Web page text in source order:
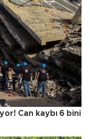
Can kaybı 6 bini